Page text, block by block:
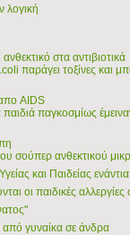
λογική
στα αντιβιοτικά
παράγει τοξίνες και
AIDS
παγκοσμίως
σούπερ ανθεκτικού
και Παιδείας
οι παιδικές αλλεργίες
γυναίκα σε άνδρα